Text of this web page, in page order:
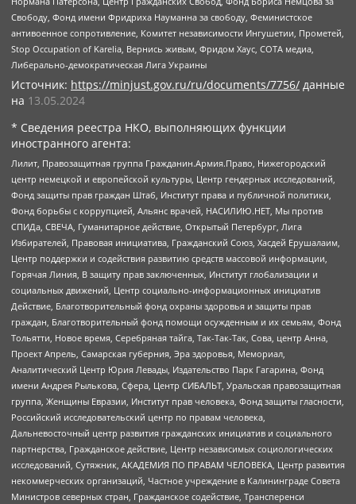
Свободу, Фонд имени Фридриха Науманна за свободу, Феминистское
антивоенное сопротивление, Комитет независимости Ингушетии, Прометей,
Stop Occupation of Karelia, Вернись живым, Фридом Хаус, СОТА медиа,
Либерально-демократическая Лига Украины
Источник: https://minjust.gov.ru/ru/documents/7756/ данные
на 13.05.2024
* Сведения реестра НКО, выполняющих функции
иностранного агента:
Лилит, Правозащитная группа Гражданин.Армия.Право, Нижегородский
центр немецкой и европейской культуры, Центр гендерных исследований,
Фонд защиты прав граждан Штаб, Институт права и публичной политики,
Фонд борьбы с коррупцией, Альянс врачей, НАСИЛИЮ.НЕТ, Мы против
СПИДа, СВЕЧА, Гуманитарное действие, Открытый Петербург, Лига
Избирателей, Правовая инициатива, Гражданский Союз, Хасдей Ерушалаим,
Центр поддержки и содействия развитию средств массовой информации,
Горячая Линия, В защиту прав заключенных, Институт глобализации и
социальных движений, Центр социально-информационных инициатив
Действие, Благотворительный фонд охраны здоровья и защиты прав
граждан, Благотворительный фонд помощи осужденным и их семьям, Фонд
Тольятти, Новое время, Серебряная тайга, Так-Так-Так, Сова, центр Анна,
Проект Апрель, Самарская губерния, Эра здоровья, Мемориал,
Аналитический Центр Юрия Левады, Издательство Парк Гагарина, Фонд
имени Андрея Рылькова, Сфера, Центр СИБАЛЬТ, Уральская правозащитная
группа, Женщины Евразии, Институт прав человека, Фонд защиты гласности,
Российский исследовательский центр по правам человека,
Дальневосточный центр развития гражданских инициатив и социального
партнерства, Гражданское действие, Центр независимых социологических
исследований, Сутяжник, АКАДЕМИЯ ПО ПРАВАМ ЧЕЛОВЕКА, Центр развития
некоммерческих организаций, Частное учреждение в Калининграде Совета
Министров северных стран, Гражданское содействие, Трансперенси